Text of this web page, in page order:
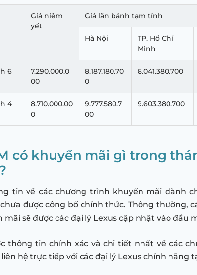
Giá niêm
yết
Giá lăn bánh tạm tính
Hà Nội
TP. Hồ Chí
Minh
6
7.290.000.0
00
8.187.180.70
0
8.041.380.700
4
8.710.000.00
0
9.777.580.7
00
9.603.380.700
có khuyến mãi gì trong
tin về các chương trình khuyến mãi dành
chưa được công bố chính thức. Thông thường,
mãi sẽ được các đại lý Lexus cập nhật vào đầu
thông tin chính xác và chi tiết nhất về các
hệ trực tiếp với các đại lý Lexus chính hãng